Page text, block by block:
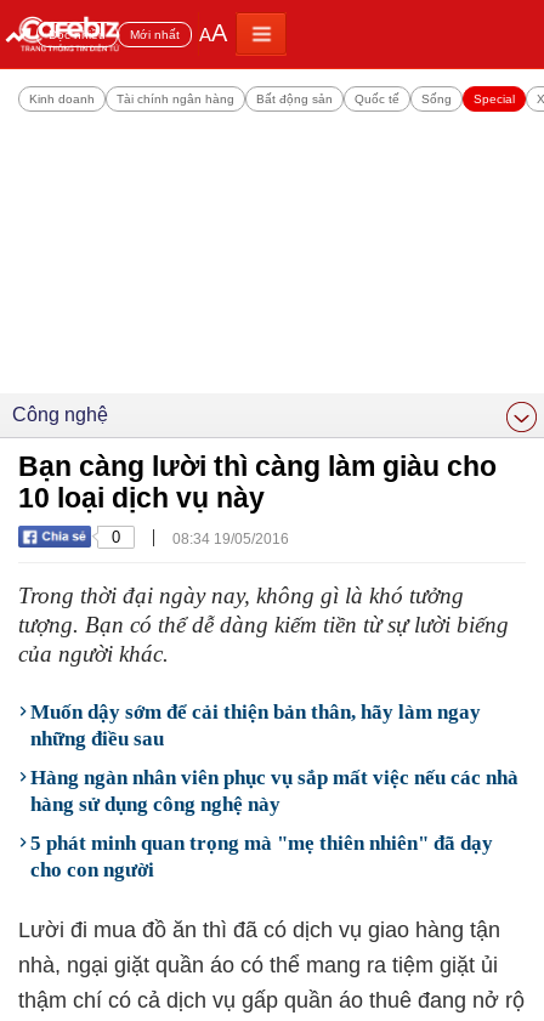
Đọc nhiều Mới nhất AA
Kinh doanh Tài chính ngân hàng Bất động sản Quốc tế Sống Special
Công nghệ
Bạn càng lười thì càng làm giàu cho
10 loại dịch vụ này
0 | 08:34 19/05/2016
Trong thời đại ngày nay, không gì là khó tưởng
tượng. Bạn có thể dễ dàng kiếm tiền từ sự lười biếng
của người khác.
Muốn dậy sớm để cải thiện bản thân, hãy làm ngay
những điều sau
Hàng ngàn nhân viên phục vụ sắp mất việc nếu các nhà
hàng sử dụng công nghệ này
5 phát minh quan trọng mà "mẹ thiên nhiên" đã dạy
cho con người
Lười đi mua đồ ăn thì đã có dịch vụ giao hàng tận
nhà, ngại giặt quần áo có thể mang ra tiệm giặt ủi
thậm chí có cả dịch vụ gấp quần áo thuê đang nở rộ